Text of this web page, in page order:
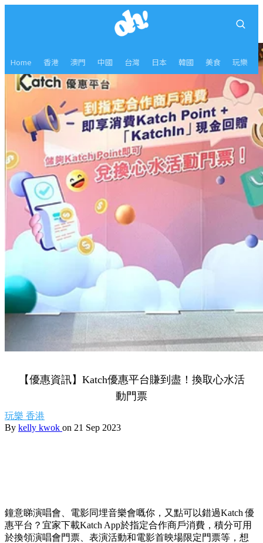
Home 香港 澳門 中國 台灣 日本 韓國 美食 玩樂
【優惠資訊】Katch優惠平台賺到盡！換取心水活
動門票
玩樂 香港
By kelly kwok on 21 Sep 2023
鐘意睇演唱會、電影同埋音樂會嘅你，又點可以錯過Katch 優
惠平台？宜家下載Katch App於指定合作商戶消費，積分可用
於換領演唱會門票、表演活動和電影首映場限定門票等，想